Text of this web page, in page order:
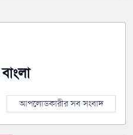
আপলোডকারীর সব সংবাদ